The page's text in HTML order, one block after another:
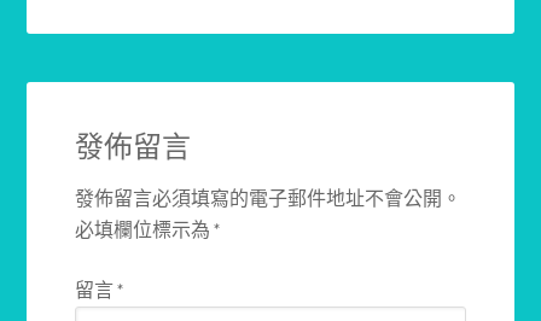
發佈留言
發佈留言必須填寫的電子郵件地址不會公開。
必填欄位標示為*
留言*